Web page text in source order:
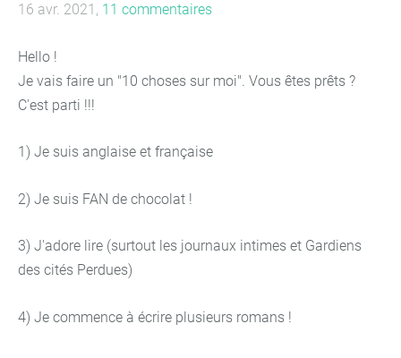
16 avr. 2021, 11 commentaires
Hello !
Je vais faire un "10 choses sur moi". Vous êtes prêts ?
C'est parti !!!
1) Je suis anglaise et française
2) Je suis FAN de chocolat !
3) J'adore lire (surtout les journaux intimes et Gardiens
des cités Perdues)
4) Je commence à écrire plusieurs romans !